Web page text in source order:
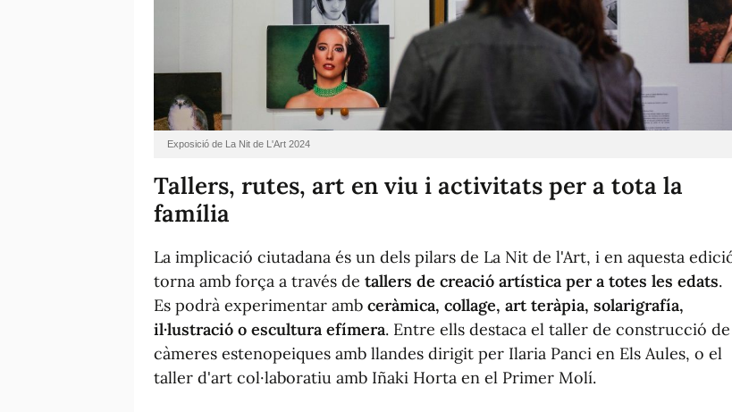
Exposició de La Nit de L'Art 2024
Tallers, rutes, art en viu i activitats per a tota la
família
La implicació ciutadana és un dels pilars de La Nit de l'Art, i en aquesta
torna amb força a través de tallers de creació artística per a totes les edats.
Es podrà experimentar amb ceràmica, collage, art teràpia, solarigrafía,
il·lustració o escultura efímera. Entre ells destaca el taller de construcció de
càmeres estenopeiques amb llandes dirigit per Ilaria Panci en Els Aules, o el
taller d'art col·laboratiu amb Iñaki Horta en el Primer Molí.